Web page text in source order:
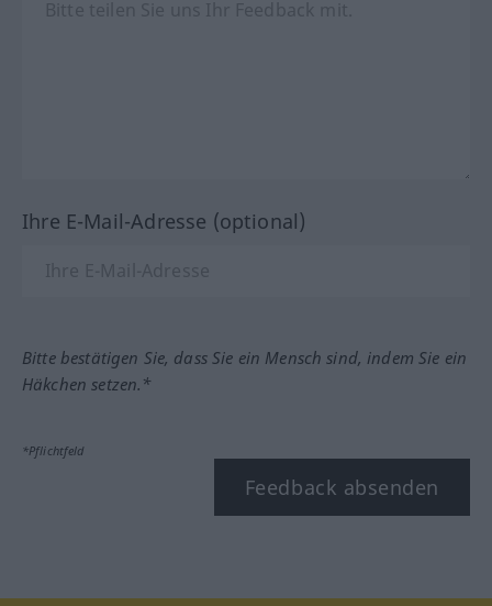
Ihre E-Mail-Adresse (optional)
Bitte bestätigen Sie, dass Sie ein Mensch sind, indem Sie ein
Häkchen setzen.*
*Pflichtfeld
Feedback absenden